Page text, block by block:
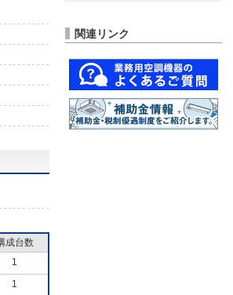
成台数
1
1
関連リンク